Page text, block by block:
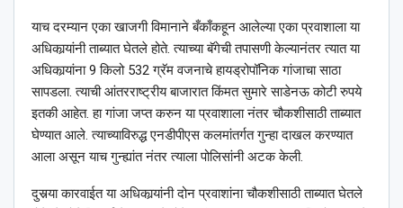
याच दरम्यान एका खाजगी विमानाने बँकाँकहून आलेल्या एका प्रवाशाला या
अधिकार्‍यांनी ताब्यात घेतले होते. त्याच्या बॅगेची तपासणी केल्यानंतर त्यात या
अधिकार्‍यांना 9 किलो 532 ग्रॅम वजनाचे हायड्रोपॉनिक गांजाचा साठा
सापडला. त्याची आंतरराष्ट्रीय बाजारात किंमत सुमारे साडेनऊ कोटी रुपये
इतकी आहेत. हा गांजा जप्त करुन या प्रवाशाला नंतर चौकशीसाठी ताब्यात
घेण्यात आले. त्याच्याविरुद्ध एनडीपीएस कलमांतर्गत गुन्हा दाखल करण्यात
आला असून याच गुन्ह्यांत नंतर त्याला पोलिसांनी अटक केली.
दुसर्‍या कारवाईत या अधिकार्‍यांनी दोन प्रवाशांना चौकशीसाठी ताब्यात घेतले